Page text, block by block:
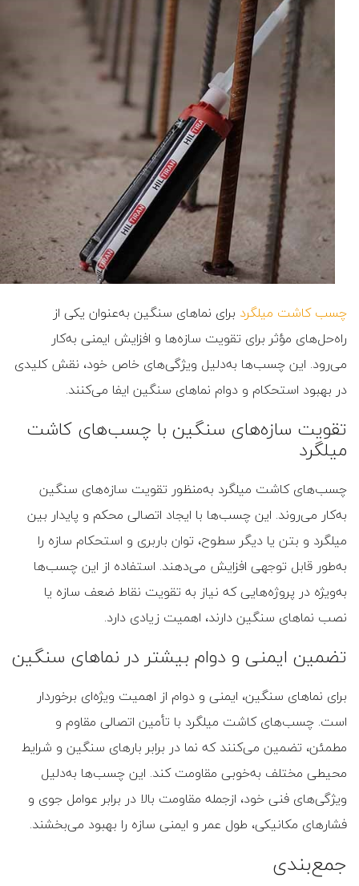
چسب‌ کاشت میلگرد برای نماهای سنگین به‌عنوان یکی از
راه‌حل‌های مؤثر برای تقویت سازه‌ها و افزایش ایمنی به‌کار
می‌رود. این چسب‌ها به‌دلیل ویژگی‌های خاص خود، نقش کلیدی
در بهبود استحکام و دوام نماهای سنگین ایفا می‌کنند.
تقویت سازه‌های سنگین با چسب‌های کاشت
میلگرد
چسب‌های کاشت میلگرد به‌منظور تقویت سازه‌های سنگین
به‌کار می‌روند. این چسب‌ها با ایجاد اتصالی محکم و پایدار بین
میلگرد و بتن یا دیگر سطوح، توان باربری و استحکام سازه را
به‌طور قابل توجهی افزایش می‌دهند. استفاده از این چسب‌ها
به‌ویژه در پروژه‌هایی که نیاز به تقویت نقاط ضعف سازه یا
نصب نماهای سنگین دارند، اهمیت زیادی دارد.
تضمین ایمنی و دوام بیشتر در نماهای سنگین
برای نماهای سنگین، ایمنی و دوام از اهمیت ویژه‌ای برخوردار
است. چسب‌های کاشت میلگرد با تأمین اتصالی مقاوم و
مطمئن، تضمین می‌کنند که نما در برابر بارهای سنگین و شرایط
محیطی مختلف به‌خوبی مقاومت کند. این چسب‌ها به‌دلیل
ویژگی‌های فنی خود، ازجمله مقاومت بالا در برابر عوامل جوی و
فشارهای مکانیکی، طول عمر و ایمنی سازه را بهبود می‌بخشند.
جمع‌بندی